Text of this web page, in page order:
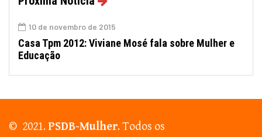
10 de novembro de 2015
Casa Tpm 2012: Viviane Mosé fala sobre Mulher e
Educação
© 2021.PSDB-Mulher. Todos os